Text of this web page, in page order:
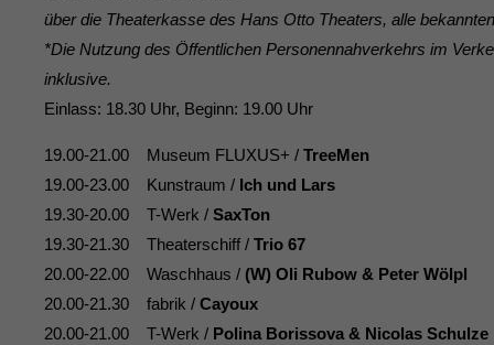
über die Theaterkasse des Hans Otto Theaters, alle
*Die Nutzung des Öffentlichen Personennahverkehrs im
inklusive.
Einlass: 18.30 Uhr, Beginn: 19.00 Uhr
19.00-21.00 Museum FLUXUS+ / TreeMen
19.00-23.00 Kunstraum / Ich und Lars
19.30-20.00 T-Werk / SaxTon
19.30-21.30 Theaterschiff / Trio 67
20.00-22.00 Waschhaus / (W) Oli Rubow & Peter Wölpl
20.00-21.30 fabrik / Cayoux
20.00-21.00 T-Werk / Polina Borissova & Nicolas Schulze